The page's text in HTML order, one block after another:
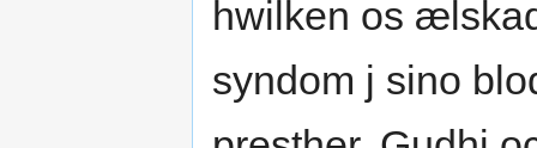
hwilken os
syndom j sino